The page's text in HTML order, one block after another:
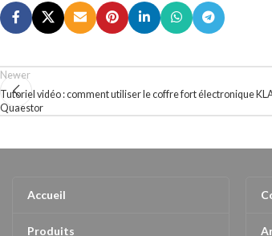
Newer
Tutoriel vidéo : comment utiliser le coffre fort électronique
Quaestor
Accueil
Produits